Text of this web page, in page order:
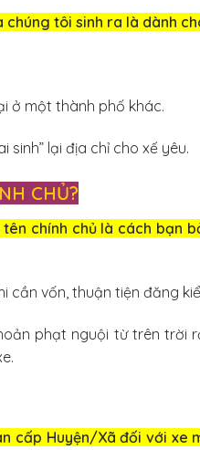
tôi sinh ra là dành
ở một thành phố khác.
sinh” lại địa chỉ cho xế yêu.
CHỦ?
chính chủ là cách bạn
cần vốn, thuận tiện đăng
phạt nguội từ trên trời
cấp Huyện/Xã đối với xe